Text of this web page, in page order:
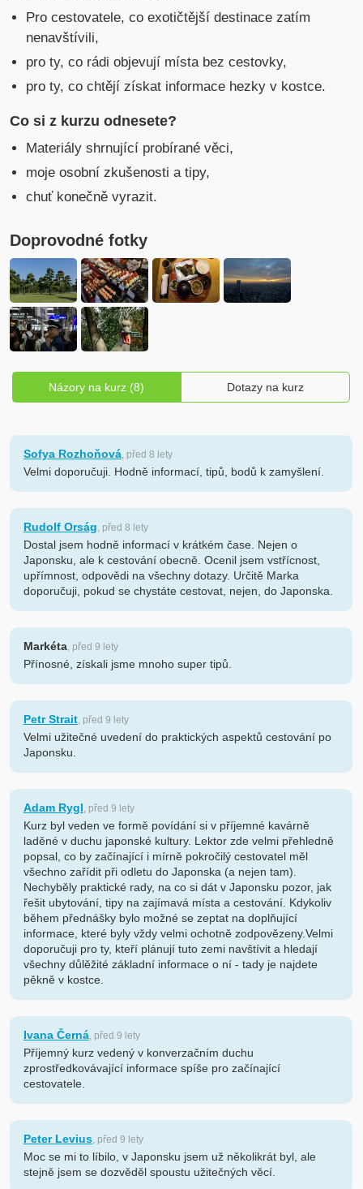
Pro cestovatele, co exotičtější destinace zatím
nenavštívili,
pro ty, co rádi objevují místa bez cestovky,
pro ty, co chtějí získat informace hezky v kostce.
Co si z kurzu odnesete?
Materiály shrnující probírané věci,
moje osobní zkušenosti a tipy,
chuť konečně vyrazit.
Doprovodné fotky
Názory na kurz (8) Dotazy na kurz
Sofya Rozhoňová, před 8 lety
Velmi doporučuji. Hodně informací, tipů, bodů k zamyšlení.
Rudolf Orság, před 8 lety
Dostal jsem hodně informací v krátkém čase. Nejen o
Japonsku, ale k cestování obecně. Ocenil jsem vstřícnost,
upřímnost, odpovědi na všechny dotazy. Určitě Marka
doporučuji, pokud se chystáte cestovat, nejen, do Japonska.
Markéta, před 9 lety
Přínosné, získali jsme mnoho super tipů.
Petr Strait, před 9 lety
Velmi užitečné uvedení do praktických aspektů cestování po
Japonsku.
Adam Rygl, před 9 lety
Kurz byl veden ve formě povídání si v příjemné kavárně
laděné v duchu japonské kultury. Lektor zde velmi přehledně
popsal, co by začínající i mírně pokročilý cestovatel měl
všechno zařídit při odletu do Japonska (a nejen tam).
Nechyběly praktické rady, na co si dát v Japonsku pozor, jak
řešit ubytování, tipy na zajímavá místa a cestování. Kdykoliv
během přednášky bylo možné se zeptat na doplňující
informace, které byly vždy velmi ochotně zodpovězeny.Velmi
doporučuji pro ty, kteří plánují tuto zemi navštívit a hledají
všechny důlěžité základní informace o ní - tady je najdete
pěkně v kostce.
Ivana Černá, před 9 lety
Příjemný kurz vedený v konverzačním duchu
zprostředkovávající informace spíše pro začínající
cestovatele.
Peter Levius, před 9 lety
Moc se mi to líbilo, v Japonsku jsem už několikrát byl, ale
stejně jsem se dozvěděl spoustu užitečných věcí.